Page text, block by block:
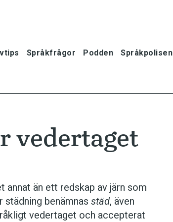
Språkfrågor Podden Språkpolisen
vedertaget
annat än ett redskap av järn som
städning benämnas städ, även
vedertaget och accepterat